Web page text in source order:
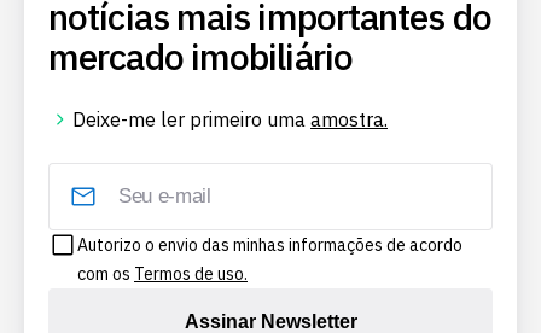
notícias mais importantes do
mercado imobiliário
Deixe-me ler primeiro uma amostra.
Autorizo o envio das minhas informações de acordo
com os Termos de uso.
Assinar Newsletter